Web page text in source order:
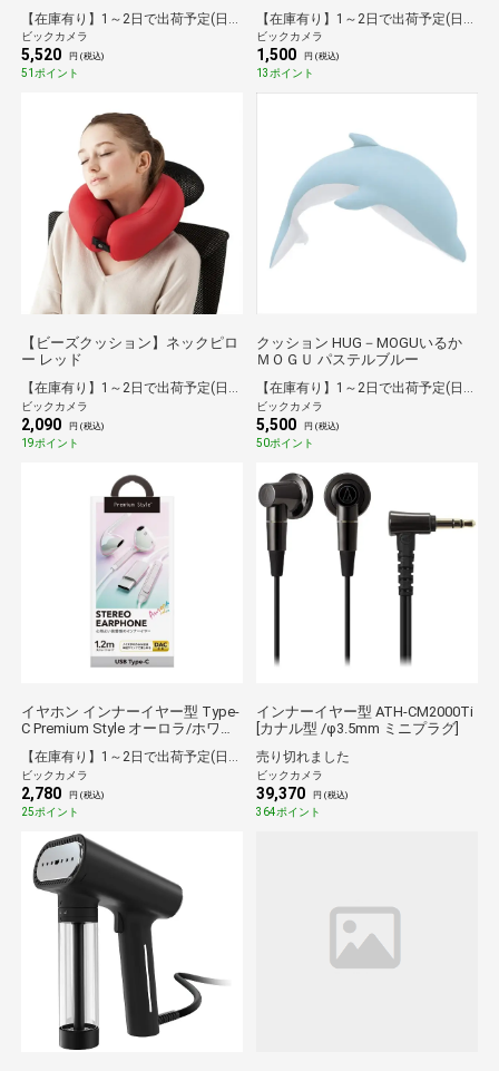
ビックカメラ
5,520 円 (税込)
51ポイント
ビックカメラ
1,500 円 (税込)
13ポイント
【ビーズクッション】ネックピロ
ー レッド
【在庫有り】1～2日で出荷予定(日付指定可)
ビックカメラ
2,090 円 (税込)
19ポイント
クッション HUG－MOGUいるか
ＭＯＧＵ パステルブルー
【在庫有り】1～2日で出荷予定(日付指定可)
ビックカメラ
5,500 円 (税込)
50ポイント
イヤホン インナーイヤー型 Type-
C Premium Style オーロラ/ホワイ
ト PG-ARSEIE2WH1 [インナーイヤ
ー型 /USB]
【在庫有り】1～2日で出荷予定(日付指定可)
ビックカメラ
2,780 円 (税込)
25ポイント
インナーイヤー型 ATH-CM2000Ti
[カナル型 /φ3.5mm ミニプラグ]
売り切れました
ビックカメラ
39,370 円 (税込)
364ポイント